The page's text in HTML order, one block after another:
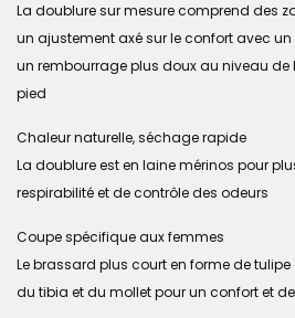
La doublure sur mesure comprend des
un ajustement axé sur le confort avec
un rembourrage plus doux au niveau
pied
Chaleur naturelle, séchage rapide
La doublure est en laine mérinos pour
respirabilité et de contrôle des odeurs
Coupe spécifique aux femmes
Le brassard plus court en forme de
du tibia et du mollet pour un confort et